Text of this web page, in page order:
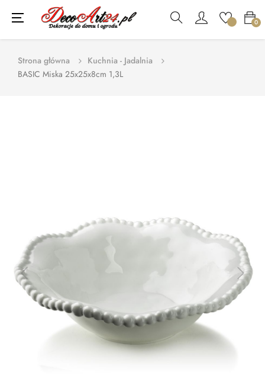
0
Toggle
navigation
☰
Strona główna
Kuchnia - Jadalnia
BASIC Miska 25x25x8cm 1,3L